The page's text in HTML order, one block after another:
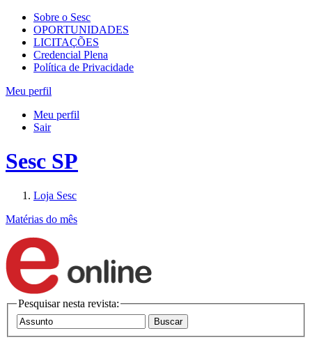
Sobre o Sesc
OPORTUNIDADES
LICITAÇÕES
Credencial Plena
Política de Privacidade
Meu perfil
Meu perfil
Sair
Sesc SP
Loja Sesc
Matérias do mês
Pesquisar nesta revista: